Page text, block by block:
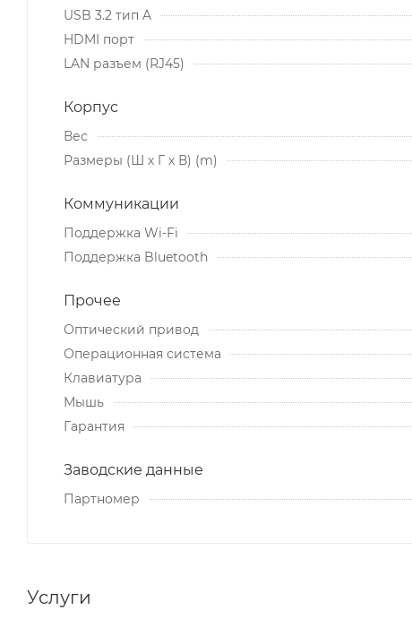
USB 3.2 тип A
HDMI порт
LAN разъем (RJ45)
Корпус
Вес
Размеры (Ш х Г х В) (m)
Коммуникации
Поддержка Wi-Fi
Поддержка Bluetooth
Прочее
Оптический привод
Операционная система
Клавиатура
Мышь
Гарантия
Заводские данные
Партномер
Услуги